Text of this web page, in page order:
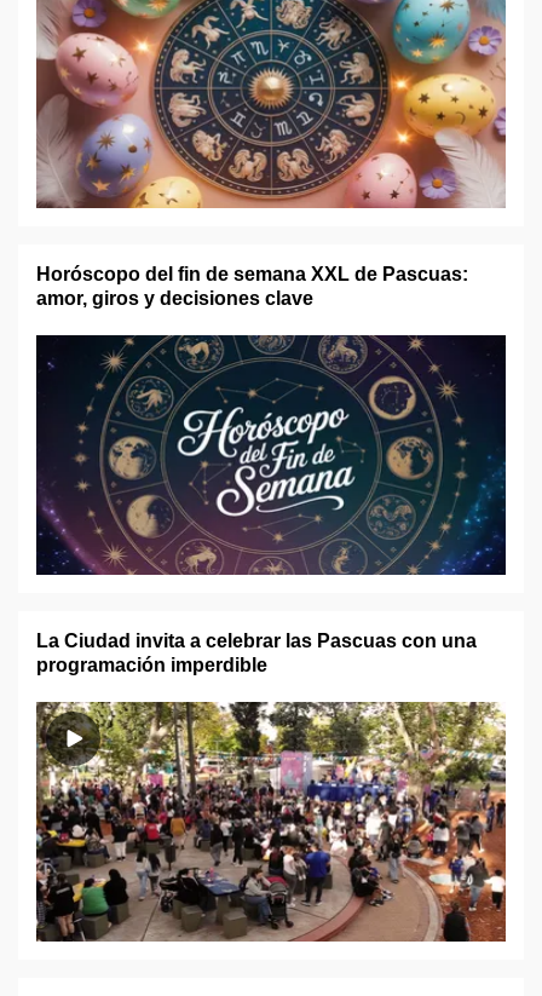
Horóscopo del fin de semana XXL de Pascuas:
amor, giros y decisiones clave
La Ciudad invita a celebrar las Pascuas con una
programación imperdible